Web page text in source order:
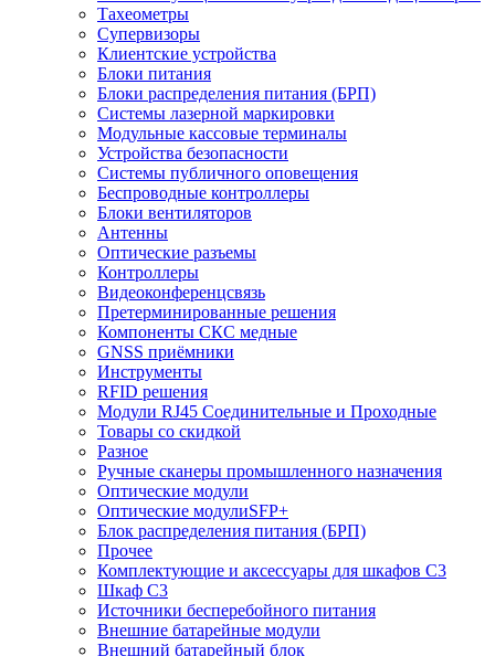
Тахеометры
Супервизоры
Клиентские устройства
Блоки питания
Блоки распределения питания (БРП)
Системы лазерной маркировки
Модульные кассовые терминалы
Устройства безопасности
Системы публичного оповещения
Беспроводные контроллеры
Блоки вентиляторов
Антенны
Оптические разъемы
Контроллеры
Видеоконференцсвязь
Претерминированные решения
Компоненты СКС медные
GNSS приёмники
Инструменты
RFID решения
Модули RJ45 Соединительные и Проходные
Товары со скидкой
Разное
Ручные сканеры промышленного назначения
Оптические модули
Оптические модулиSFP+
Блок распределения питания (БРП)
Прочее
Комплектующие и аксессуары для шкафов C3
Шкаф C3
Источники бесперебойного питания
Внешние батарейные модули
Внешний батарейный блок